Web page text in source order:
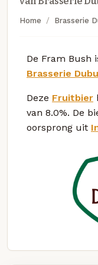
Home Brasserie
De Fram Bush
Brasserie
Deze Fruitbier
van 8.0%. De
oorsprong uit